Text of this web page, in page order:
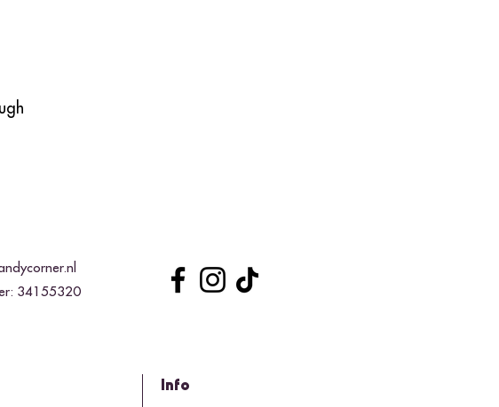
34155320
Info